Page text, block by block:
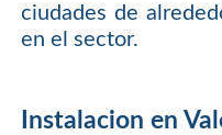
ciudades de
en el sector.
Instalacion en